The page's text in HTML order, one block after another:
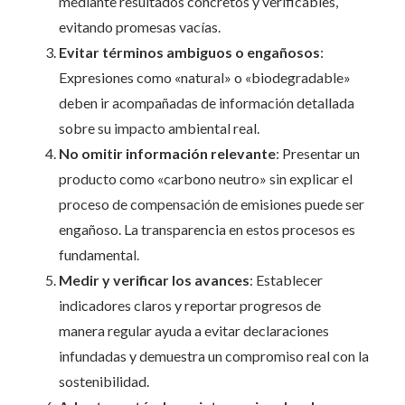
evitando promesas vacías.​
Evitar términos ambiguos o engañosos:
Expresiones como «natural» o «biodegradable»
deben ir acompañadas de información detallada
sobre su impacto ambiental real.​
No omitir información relevante: Presentar un
producto como «carbono neutro» sin explicar el
proceso de compensación de emisiones puede ser
engañoso. La transparencia en estos procesos es
fundamental.​
Medir y verificar los avances: Establecer
indicadores claros y reportar progresos de
manera regular ayuda a evitar declaraciones
infundadas y demuestra un compromiso real con la
sostenibilidad.